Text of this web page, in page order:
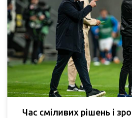
Час сміливих рішень і